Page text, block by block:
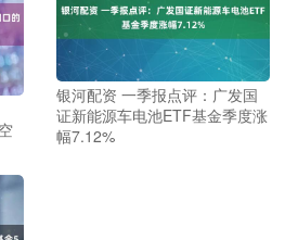
银河配资 一季报点评：广发国
证新能源车电池ETF基金季度涨
幅7.12%